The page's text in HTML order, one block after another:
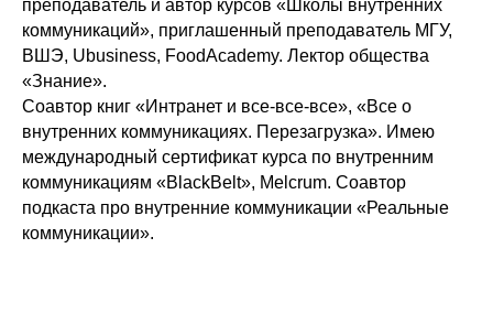
преподаватель и автор курсов «Школы внутренних
коммуникаций», приглашенный преподаватель МГУ,
ВШЭ, Ubusiness, FoodAcademy. Лектор общества
«Знание».
Соавтор книг «Интранет и все-все-все», «Все о
внутренних коммуникациях. Перезагрузка». Имею
международный сертификат курса по внутренним
коммуникациям «BlackBelt», Melcrum. Соавтор
подкаста про внутренние коммуникации «Реальные
коммуникации».